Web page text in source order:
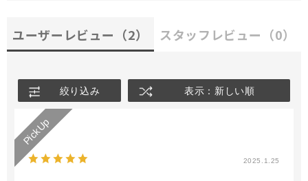
ユーザーレビュー （2） スタッフレビュー （0）
絞り込み 表示：新しい順
2025.1.25